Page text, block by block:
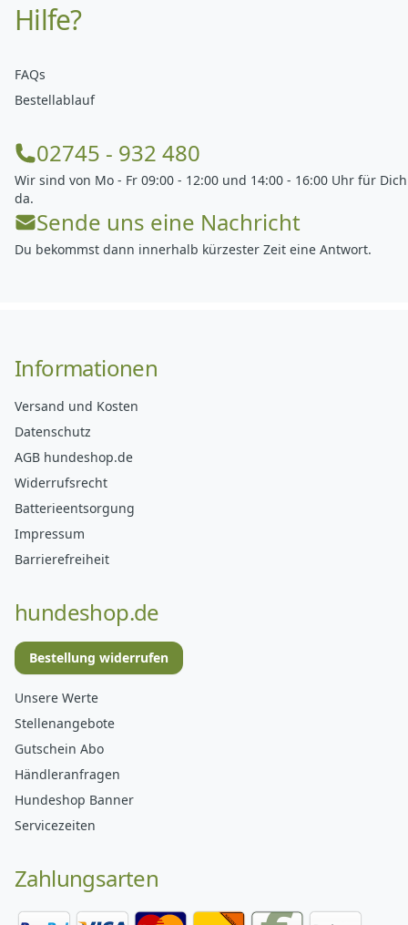
Hilfe?
FAQs
Bestellablauf
02745 - 932 480
Wir sind von Mo - Fr 09:00 - 12:00 und 14:00 - 16:00 Uhr für Dich
da.
Sende uns eine Nachricht
Du bekommst dann innerhalb kürzester Zeit eine Antwort.
Informationen
Versand und Kosten
Datenschutz
AGB hundeshop.de
Widerrufsrecht
Batterieentsorgung
Impressum
Barrierefreiheit
hundeshop.de
Bestellung widerrufen
Unsere Werte
Stellenangebote
Gutschein Abo
Händleranfragen
Hundeshop Banner
Servicezeiten
Zahlungsarten